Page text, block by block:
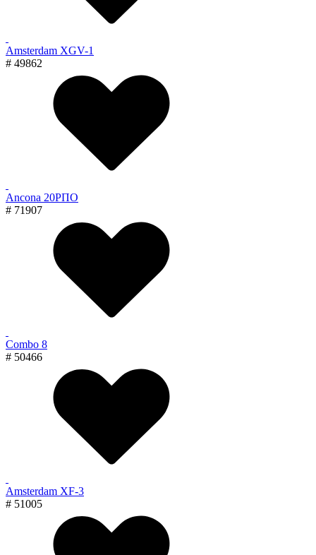
Amsterdam XGV-1
# 49862
Ancona 20РПО
# 71907
Combo 8
# 50466
Amsterdam XF-3
# 51005